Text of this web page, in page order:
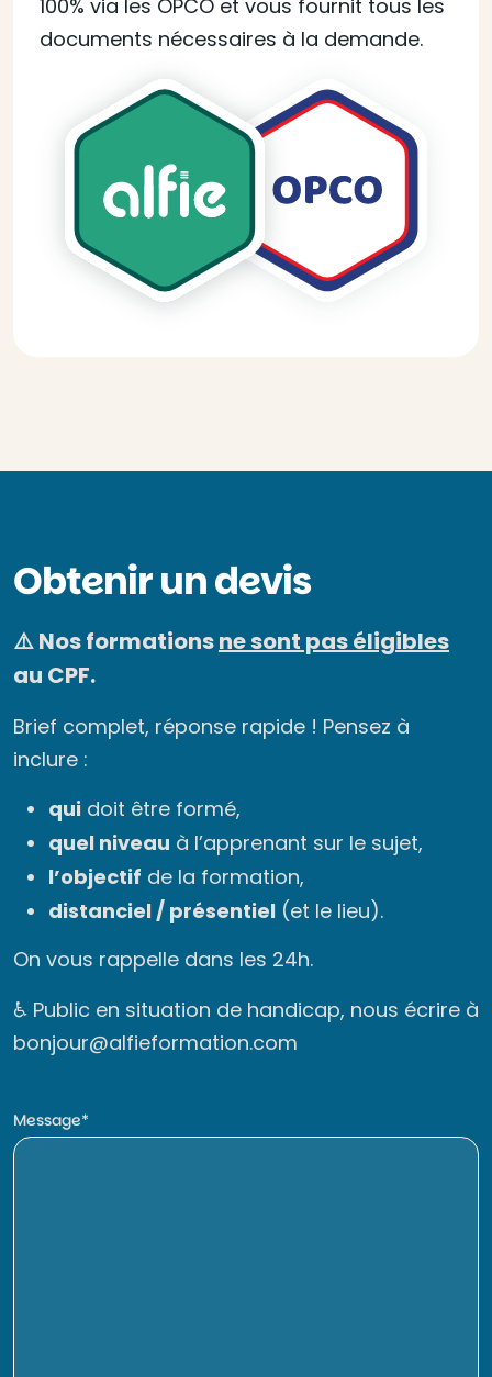
100% via les OPCO et vous fournit tous les
documents nécessaires à la demande.
Obtenir un devis
⚠️ Nos formationsne sont pas éligibles
au CPF.
Brief complet, réponse rapide ! Pensez à
inclure :
qui doit être formé,
quel niveau à l’apprenant sur le sujet,
l’objectif de la formation,
distanciel / présentiel (et le lieu).
On vous rappelle dans les 24h.
♿ Public en situation de handicap, nous écrire à
bonjour@alfieformation.com
Message